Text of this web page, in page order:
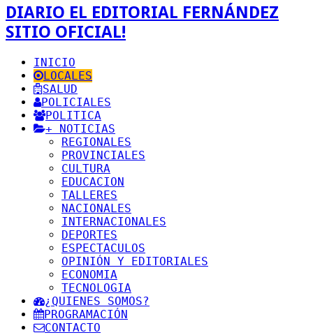
DIARIO EL EDITORIAL FERNÁNDEZ
SITIO OFICIAL!
INICIO
LOCALES
SALUD
POLICIALES
POLITICA
+ NOTICIAS
REGIONALES
PROVINCIALES
CULTURA
EDUCACION
TALLERES
NACIONALES
INTERNACIONALES
DEPORTES
ESPECTACULOS
OPINIÓN Y EDITORIALES
ECONOMIA
TECNOLOGIA
¿QUIENES SOMOS?
PROGRAMACIÓN
CONTACTO